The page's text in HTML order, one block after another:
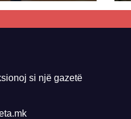
si një gazetë